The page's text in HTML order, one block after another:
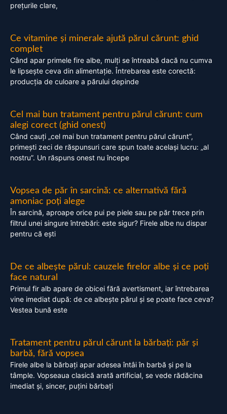
prețurile clare,
Ce vitamine și minerale ajută părul cărunt: ghid
complet
Când apar primele fire albe, mulți se întreabă dacă nu cumva
le lipsește ceva din alimentație. Întrebarea este corectă:
producția de culoare a părului depinde
Cel mai bun tratament pentru părul cărunt: cum
alegi corect (ghid onest)
Când cauți „cel mai bun tratament pentru părul cărunt”,
primești zeci de răspunsuri care spun toate același lucru: „al
nostru”. Un răspuns onest nu începe
Vopsea de păr în sarcină: ce alternativă fără
amoniac poți alege
În sarcină, aproape orice pui pe piele sau pe păr trece prin
filtrul unei singure întrebări: este sigur? Firele albe nu dispar
pentru că ești
De ce albește părul: cauzele firelor albe și ce poți
face natural
Primul fir alb apare de obicei fără avertisment, iar întrebarea
vine imediat după: de ce albește părul și se poate face ceva?
Vestea bună este
Tratament pentru părul cărunt la bărbați: păr și
barbă, fără vopsea
Firele albe la bărbați apar adesea întâi în barbă și pe la
tâmple. Vopseaua clasică arată artificial, se vede rădăcina
imediat și, sincer, puțini bărbați